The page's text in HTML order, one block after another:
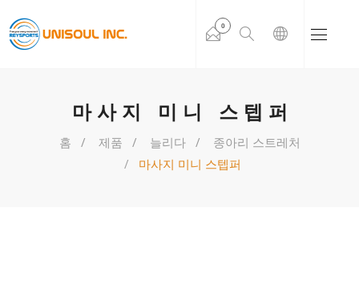
0
마사지 미니 스텝퍼
홈 제품 늘리다
종아리 스트레처
마사지 미니 스텝퍼